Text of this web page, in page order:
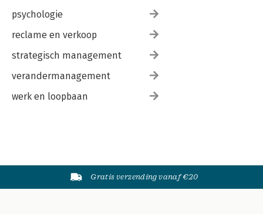
psychologie
reclame en verkoop
strategisch management
verandermanagement
werk en loopbaan
Gratis verzending vanaf €20